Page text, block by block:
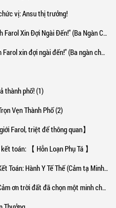
vị: Ansu thị trưởng!
Xin Đợi Ngài Đến!" (Ba Ngàn Chữ) (1)
xin đợi ngài đến!" (Ba ngàn chữ) (2)
thành phố! (1)
Vẹn Thành Phố (2)
Farol, triệt để thông quan】
toán: 【 Hỗn Loạn Phụ Tá 】
Y Tế Thế (Cảm tạ Minh Chủ đã khen thưởng dài dòng!)
ơn trời đất đã chọn một minh chủ đần độn!)